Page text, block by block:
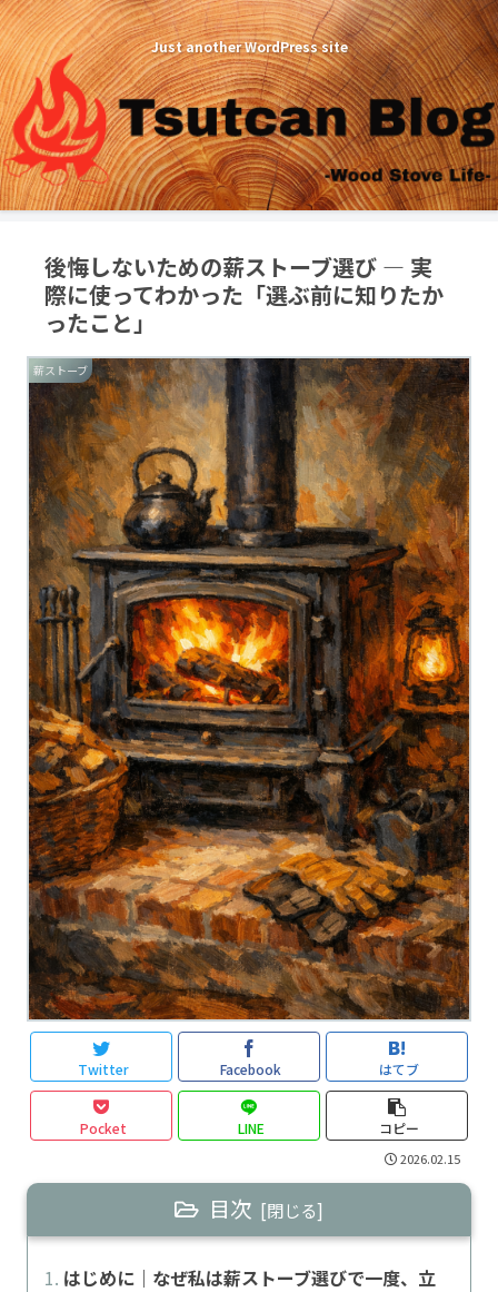
Just another WordPress site
後悔しないための薪ストーブ選び ― 実
際に使ってわかった「選ぶ前に知りたか
ったこと」
薪ストーブ
Twitter Facebook はてブ
Pocket LINE コピー
2026.02.15
目次
はじめに｜なぜ私は薪ストーブ選びで一度、立